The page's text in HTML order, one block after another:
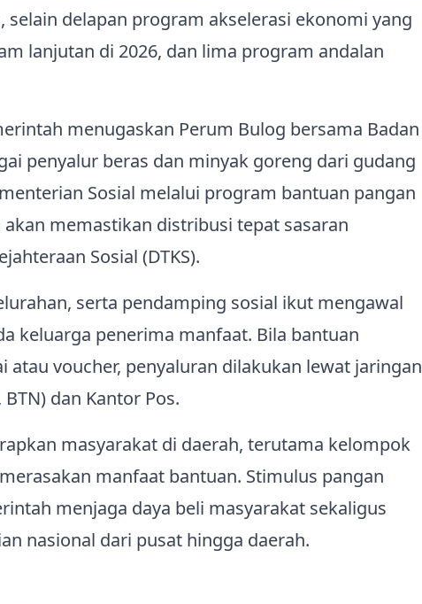
delapan program akselerasi ekonomi yang
lanjutan di 2026, dan lima program andalan
menugaskan Perum Bulog bersama Badan
penyalur beras dan minyak goreng dari gudang
Sosial melalui program bantuan pangan
memastikan distribusi tepat sasaran
Sosial (DTKS).
serta pendamping sosial ikut mengawal
keluarga penerima manfaat. Bila bantuan
voucher, penyaluran dilakukan lewat jaringan
dan Kantor Pos.
masyarakat di daerah, terutama kelompok
manfaat bantuan. Stimulus pangan
menjaga daya beli masyarakat sekaligus
nasional dari pusat hingga daerah.